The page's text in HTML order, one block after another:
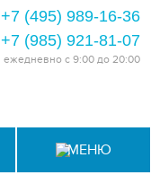
+7 (495) 989-16-36
+7 (985) 921-81-07
ежедневно с 9:00 до 20:00
МЕНЮ